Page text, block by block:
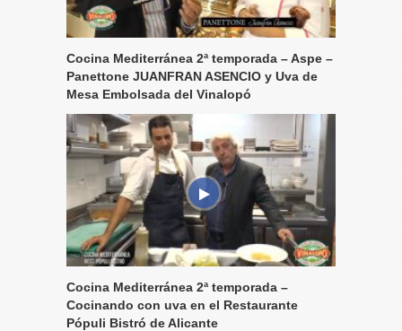
Cocina Mediterránea 2ª temporada – Aspe –
Panettone JUANFRAN ASENCIO y Uva de
Mesa Embolsada del Vinalopó
Cocina Mediterránea 2ª temporada –
Cocinando con uva en el Restaurante
Pópuli Bistró de Alicante